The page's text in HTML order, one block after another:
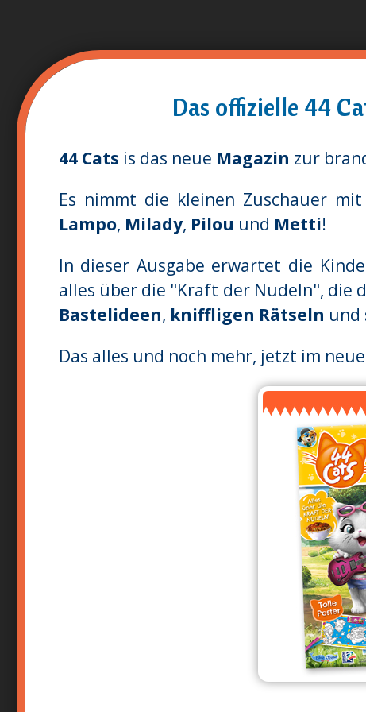
Das offizielle 44
44 Cats is das neue Magazin zur
Es nimmt die kleinen Zuschauer
Lampo, Milady, Pilou und Metti!
In dieser Ausgabe erwartet die
alles über die "Kraft der Nudeln", die
Bastelideen, kniffligen Rätseln und
Das alles und noch mehr, jetzt im